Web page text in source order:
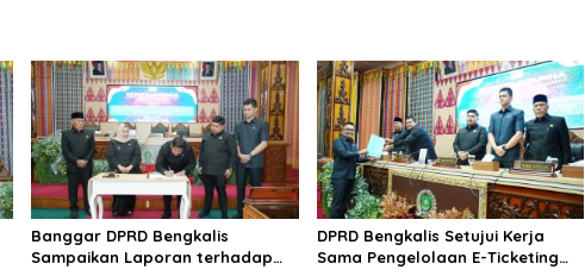
Banggar DPRD Bengkalis
Sampaikan Laporan terhadap
DPRD Bengkalis Setujui Kerja
Sama Pengelolaan E-Ticketing